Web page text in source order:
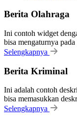
Berita Olahraga
Ini contoh widget
bisa mengaturnya
Selengkapnya
Berita Kriminal
Ini adalah contoh
bisa memasukkan
Selengkapnya